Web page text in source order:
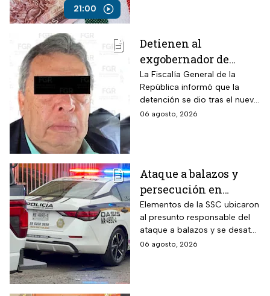
21:00
Detienen al
exgobernador de
Guerrero, Ángel
Aguirre, por el Caso
Ayotzinapa
La Fiscalía General de la
República informó que la
detención se dio tras el nuevo
modelo de investigación
06 agosto, 2026
Ataque a balazos y
persecución en
Álvaro Obregón,
CDMX, hoy 6 de agosto
Elementos de la SSC ubicaron
al presunto responsable del
ataque a balazos y se desató
una persecución
06 agosto, 2026